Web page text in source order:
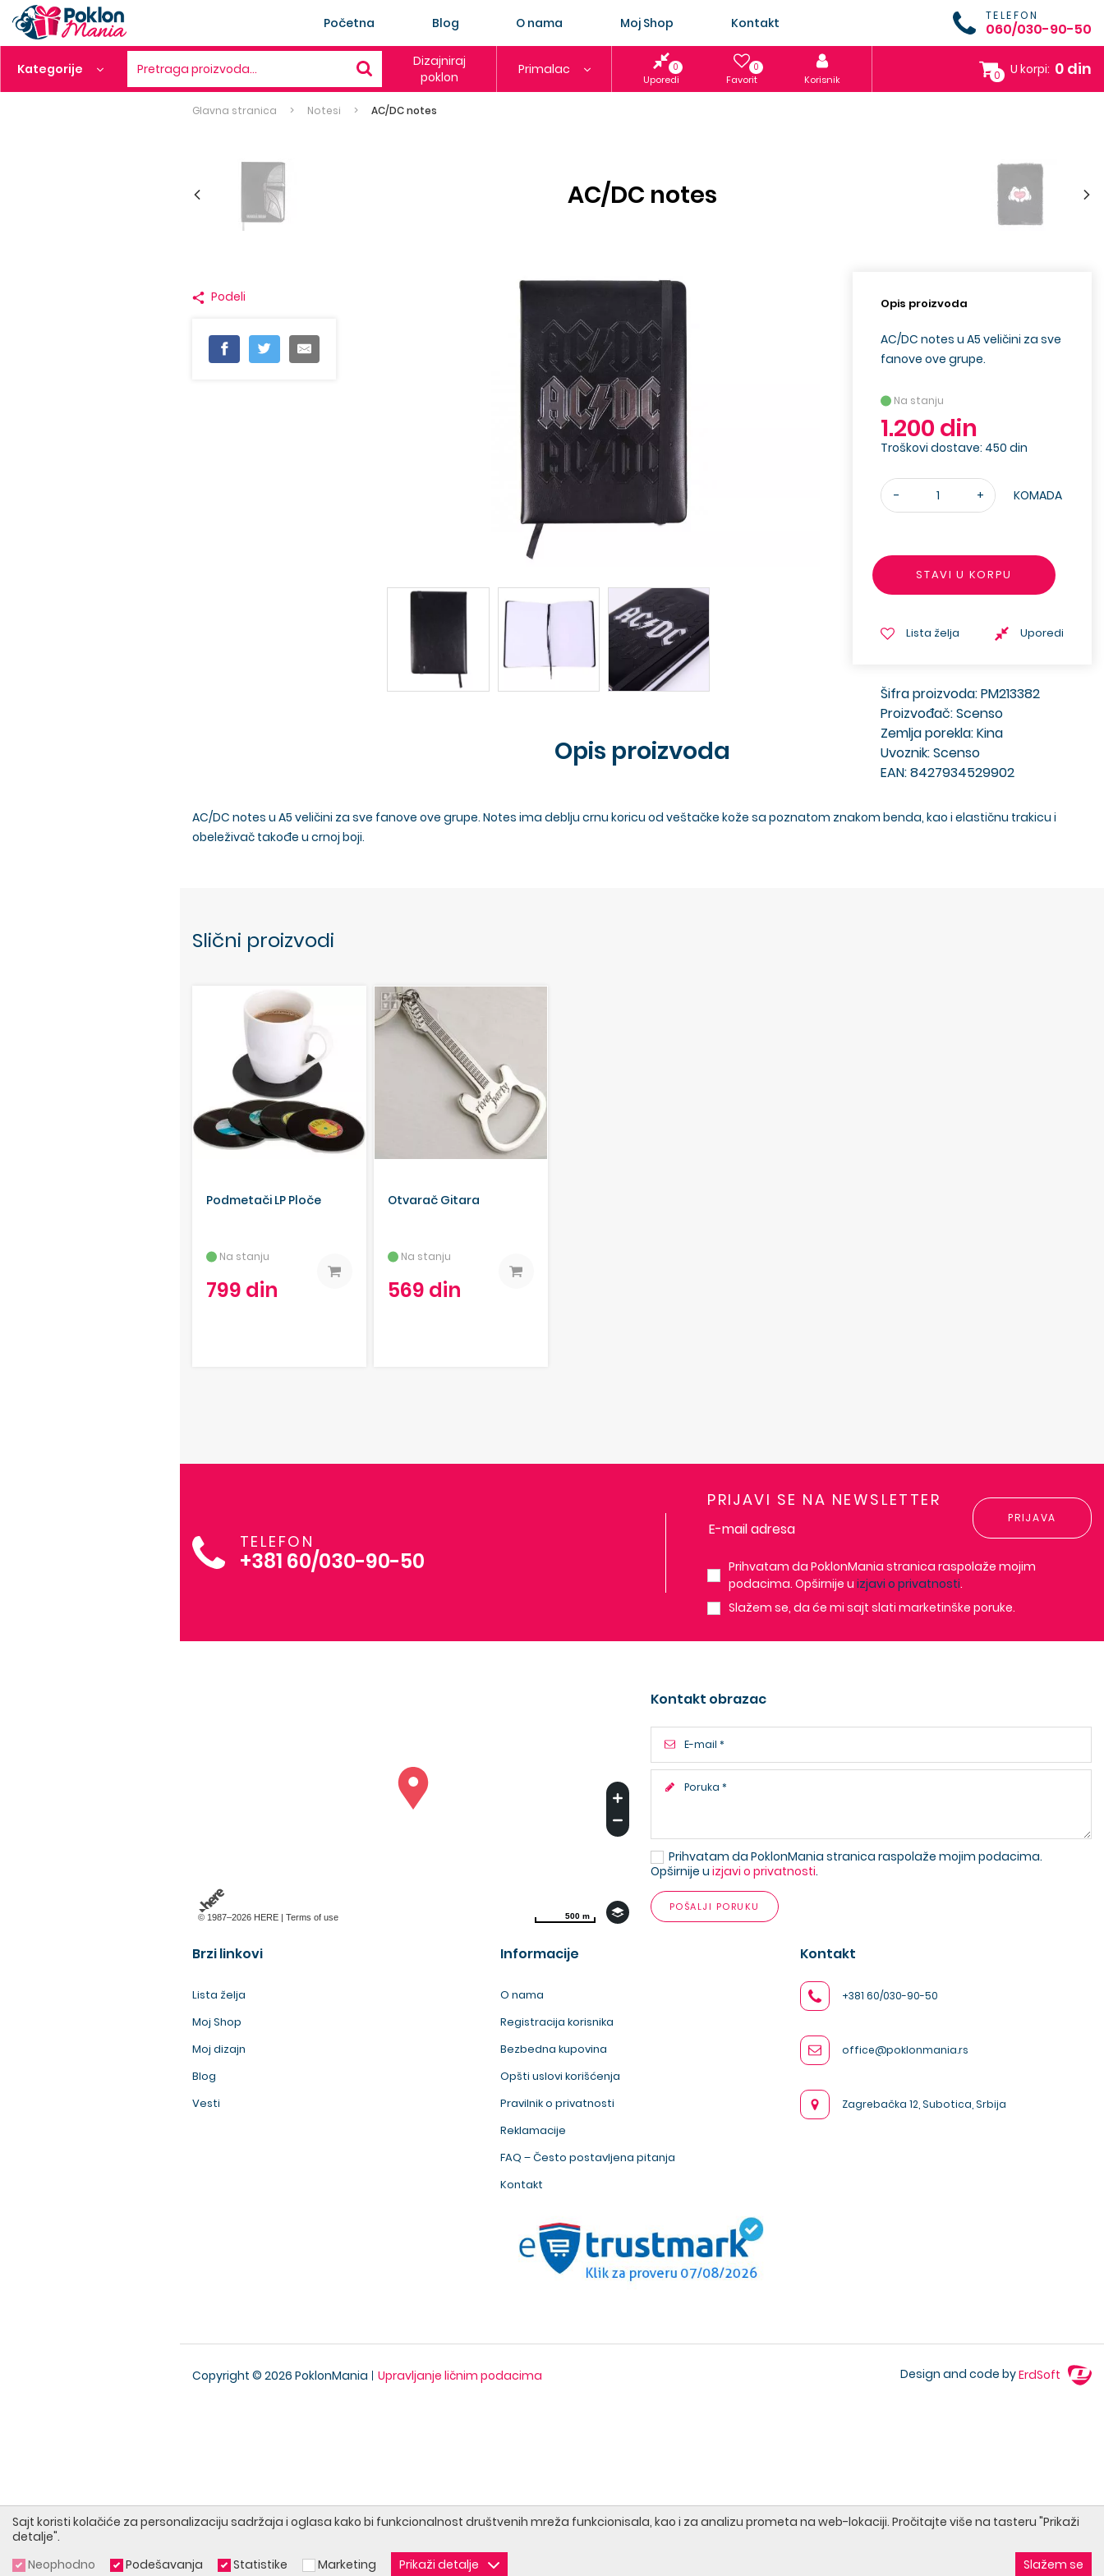
Početna Blog O nama Moj Shop Kontakt TELEFON
060/030-90-50
Kategorije Pretraga proizvoda…
Dizajniraj
poklon
Primalac 0
Uporedi
0
Favorit Korisnik 0 U korpi: 0 din
Glavna stranica Notesi AC/DC notes
AC/DC notes
Podeli Opis proizvoda
AC/DC notes u A5 veličini za sve
fanove ove grupe.
Na stanju
1.200 din
Troškovi dostave: 450 din
- + KOMADA
STAVI U KORPU
Lista želja Uporedi
Šifra proizvoda: PM213382
Proizvođač: Scenso
Zemlja porekla: Kina
Uvoznik: Scenso
EAN: 8427934529902
Opis proizvoda
AC/DC notes u A5 veličini za sve fanove ove grupe. Notes ima deblju crnu koricu od veštačke kože sa poznatom znakom benda, kao i elastičnu trakicu i
obeleživač takođe u crnoj boji.
Slični proizvodi
Podmetači LP Ploče
Na stanju
799 din
Otvarač Gitara
Na stanju
569 din
TELEFON
+381 60/030-90-50
PRIJAVI SE NA NEWSLETTER
PRIJAVA
Prihvatam da PoklonMania stranica raspolaže mojim
podacima. Opširnije uizjavi o privatnosti.
Slažem se, da će mi sajt slati marketinške poruke.
© 1987–2026 HERE | Terms of use 500 m
500 m
Kontakt obrazac
Prihvatam da PoklonMania stranica raspolaže mojim podacima.
Opširnije u izjavi o privatnosti.
POŠALJI PORUKU
Brzi linkovi
Lista želja
Moj Shop
Moj dizajn
Blog
Vesti
Informacije
O nama
Registracija korisnika
Bezbedna kupovina
Opšti uslovi korišćenja
Pravilnik o privatnosti
Reklamacije
FAQ – Često postavljena pitanja
Kontakt
Kontakt
+381 60/030-90-50
office@poklonmania.rs
Zagrebačka 12, Subotica, Srbija
Copyright © 2026 PoklonMania Upravljanje ličnim podacima Design and code byErdSoft
Sajt koristi kolačiće za personalizaciju sadržaja i oglasa kako bi funkcionalnost društvenih mreža funkcionisala, kao i za analizu prometa na web-lokaciji. Pročitajte više na tasteru "Prikaži
detalje".
Neophodno
Podešavanja Statistike Marketing Prikaži detalje Slažem se